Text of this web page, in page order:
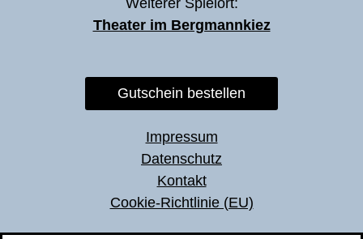
Theater im Bergmannkiez
Gutschein bestellen
Impressum
Datenschutz
Kontakt
Cookie-Richtlinie (EU)